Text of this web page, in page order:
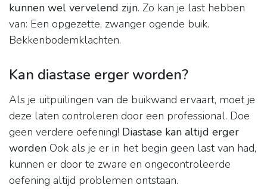
kunnen wel vervelend zijn. Zo kan je last hebben
van: Een opgezette, zwanger ogende buik.
Bekkenbodemklachten.
Kan diastase erger worden?
Als je uitpuilingen van de buikwand ervaart, moet je
deze laten controleren door een professional. Doe
geen verdere oefening! Diastase kan altijd erger
worden Ook als je er in het begin geen last van had,
kunnen er door te zware en ongecontroleerde
oefening altijd problemen ontstaan.